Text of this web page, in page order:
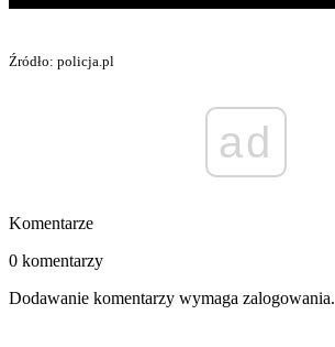
Źródło: policja.pl
ad
Komentarze
0 komentarzy
Dodawanie komentarzy wymaga zalogowania.